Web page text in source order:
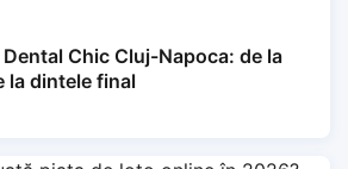
Chic Cluj-Napoca: de la
la dintele final